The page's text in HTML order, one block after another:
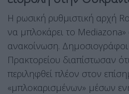
Η ρωσική ρυθμιστική αρχή
να μπλοκάρει το
ανακοίνωση. Δημοσιογράφοι
Πρακτορείου διαπίστωσαν
περιληφθεί πλέον στον
«μπλοκαρισμένων» μέσων